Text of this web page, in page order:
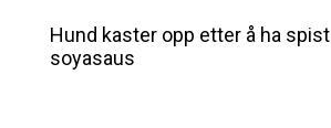
Hund kaster opp etter å ha spist
soyasaus